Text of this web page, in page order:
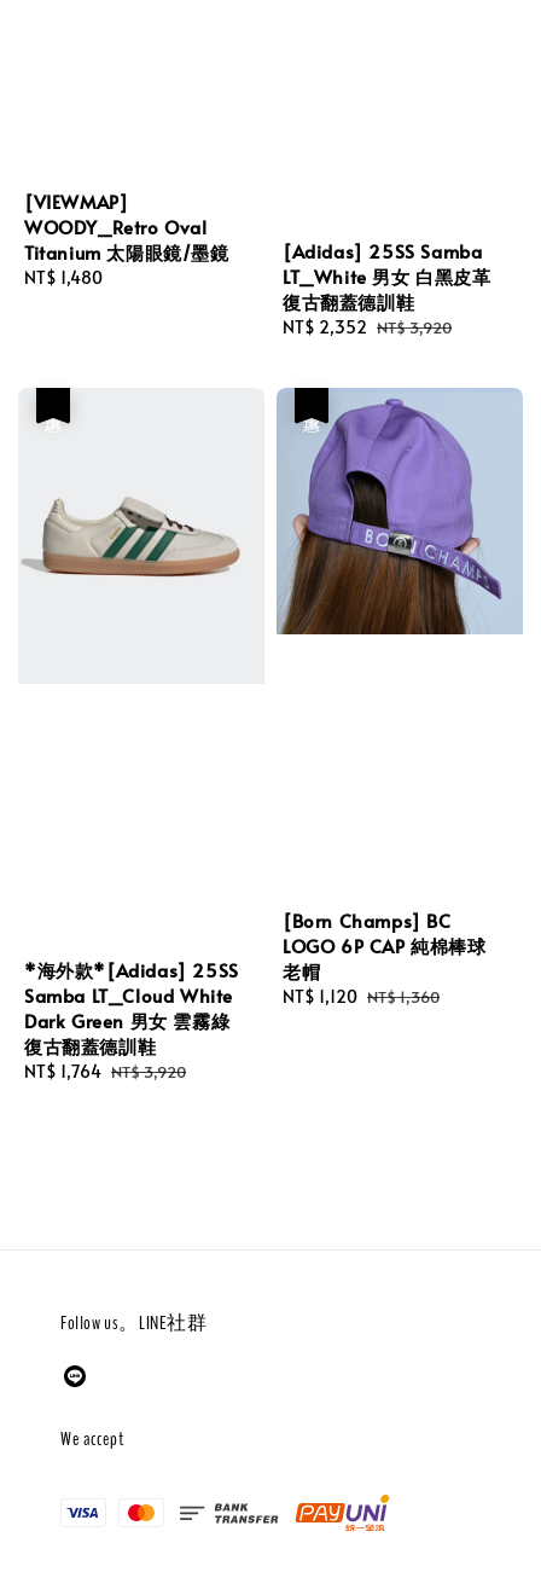
[VIEWMAP]
WOODY_Retro Oval
Titanium 太陽眼鏡/墨鏡
Regular
NT$ 1,480
[Adidas] 25SS Samba
LT_White 男女 白黑皮革
復古翻蓋德訓鞋
Sale
NT$ 2,352 Regular
NT$ 3,920
*海外款*[Adidas] 25SS
Samba LT_Cloud White
Dark Green 男女 雲霧綠
復古翻蓋德訓鞋
Sale
NT$ 1,764 Regular
NT$ 3,920
[Born Champs] BC
LOGO 6P CAP 純棉棒球
老帽
Sale
NT$ 1,120 Regular
NT$ 1,360
Follow us。LINE社群
We accept